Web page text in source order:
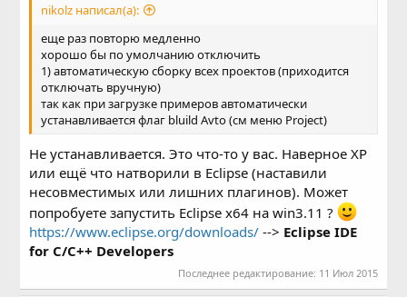
nikolz написал(а):
еще раз повторю медленно
хорошо бы по умолчанию отключить
1) автоматическую сборку всех проектов (приходится
отключать вручную)
так как при загрузке примеров автоматически
устанавливается флаг bluild Avto (см меню Project)
Не устанавливается. Это что-то у вас. Наверное XP
или ещё что натворили в Eclipse (наставили
несовместимых или лишних плагинов). Может
попробуете запустить Eclipse x64 на win3.11 ?
https://www.eclipse.org/downloads/ --> Eclipse IDE
for C/C++ Developers
Последнее редактирование: 11 Июл 2015